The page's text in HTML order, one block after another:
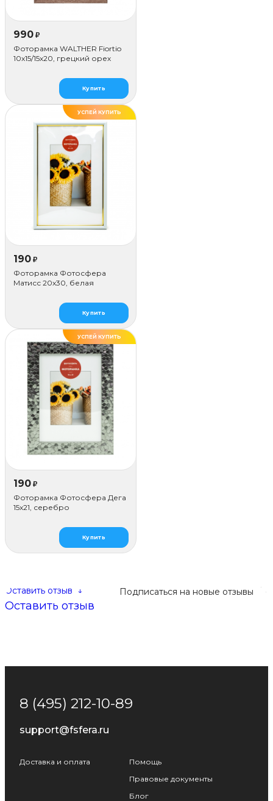
990 ₽
Фоторамка WALTHER Fiortio
10x15/15х20, грецкий орех
Купить
УСПЕЙ КУПИТЬ
ДЕЛАЕМ САМИ
190 ₽
Фоторамка Фотосфера
Матисс 20x30, белая
Купить
УСПЕЙ КУПИТЬ
190 ₽
Фоторамка Фотосфера Дега
15x21, серебро
Купить
Подписаться на новые отзывы
Оставить отзыв ↓
Оставить отзыв
8 (495) 212-10-89
support@fsfera.ru
Доставка и оплата
Помощь
Правовые документы
Блог